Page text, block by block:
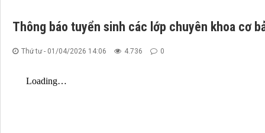
Thông báo tuyển sinh các lớp chuyên khoa cơ
Thứ tư - 01/04/2026 14:06 4.736 0